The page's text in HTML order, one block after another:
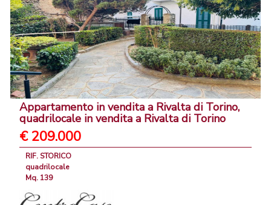
Appartamento in vendita a Rivalta di Torino,
quadrilocale in vendita a Rivalta di Torino
€ 209.000
RIF. STORICO
quadrilocale
Mq. 139